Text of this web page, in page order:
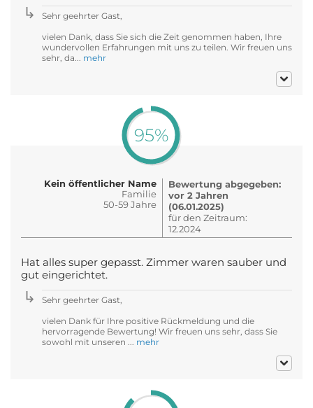
Sehr geehrter Gast,
vielen Dank, dass Sie sich die Zeit genommen haben, Ihre
wundervollen Erfahrungen mit uns zu teilen. Wir freuen uns
sehr, da... mehr
95%
Kein öffentlicher Name
Familie
50-59 Jahre
Bewertung abgegeben:
vor 2 Jahren
(06.01.2025)
für den Zeitraum:
12.2024
Hat alles super gepasst. Zimmer waren sauber und
gut eingerichtet.
Sehr geehrter Gast,
vielen Dank für Ihre positive Rückmeldung und die
hervorragende Bewertung! Wir freuen uns sehr, dass Sie
sowohl mit unseren ... mehr